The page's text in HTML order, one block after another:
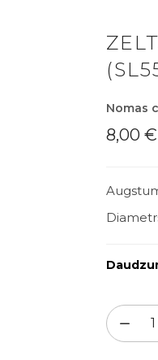
Nomas
8,00€
Zelta
sveču